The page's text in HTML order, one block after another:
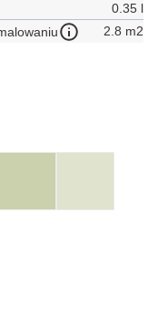
0.35 l
2.8 m2